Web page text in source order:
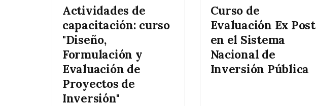
Actividades de
capacitación: curso
"Diseño,
Formulación y
Evaluación de
Proyectos de
Inversión"
Curso de
Evaluación Ex Post
en el Sistema
Nacional de
Inversión Pública